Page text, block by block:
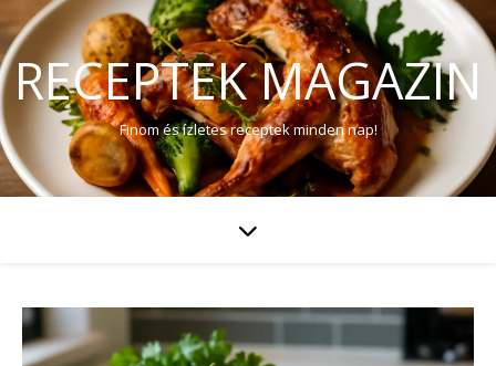
RECEPTEK MAGAZIN
Finom és ízletes receptek minden nap!